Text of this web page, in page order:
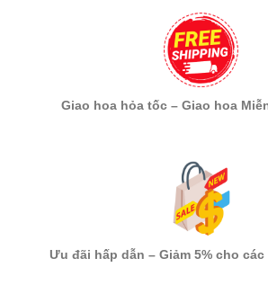
Giao hoa hỏa tốc – Giao hoa
Ưu đãi hấp dẫn – Giảm 5% cho